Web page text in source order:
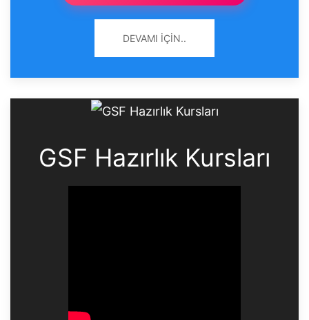
DEVAMI İÇIN..
GSF Hazırlık Kursları